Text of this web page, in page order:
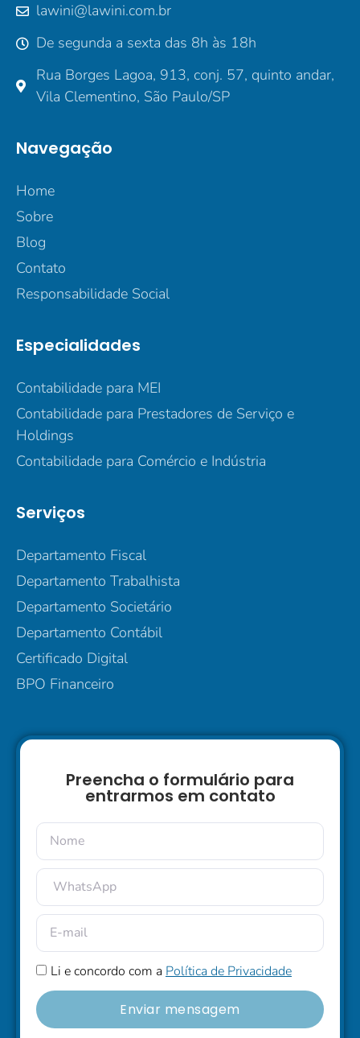
lawini@lawini.com.br
De segunda a sexta das 8h às 18h
Rua Borges Lagoa, 913, conj. 57, quinto andar,
Vila Clementino, São Paulo/SP
Navegação
Home
Sobre
Blog
Contato
Responsabilidade Social
Especialidades
Contabilidade para MEI
Contabilidade para Prestadores de Serviço e
Holdings
Contabilidade para Comércio e Indústria
Serviços
Departamento Fiscal
Departamento Trabalhista
Departamento Societário
Departamento Contábil
Certificado Digital
BPO Financeiro
Preencha o formulário para
entrarmos em contato
Li e concordo com a Política de Privacidade
Enviar mensagem